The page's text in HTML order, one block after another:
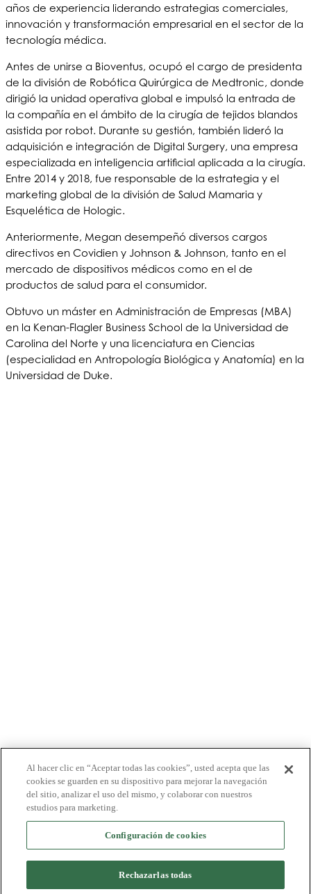
años de experiencia liderando estrategias comerciales,
innovación y transformación empresarial en el sector de la
tecnología médica.
Antes de unirse a Bioventus, ocupó el cargo de presidenta
de la división de Robótica Quirúrgica de Medtronic, donde
dirigió la unidad operativa global e impulsó la entrada de
la compañía en el ámbito de la cirugía de tejidos blandos
asistida por robot. Durante su gestión, también lideró la
adquisición e integración de Digital Surgery, una empresa
especializada en inteligencia artificial aplicada a la cirugía.
Entre 2014 y 2018, fue responsable de la estrategia y el
marketing global de la división de Salud Mamaria y
Esquelética de Hologic.
Anteriormente, Megan desempeñó diversos cargos
directivos en Covidien y Johnson & Johnson, tanto en el
mercado de dispositivos médicos como en el de
productos de salud para el consumidor.
Obtuvo un máster en Administración de Empresas (MBA)
en la Kenan-Flagler Business School de la Universidad de
Carolina del Norte y una licenciatura en Ciencias
(especialidad en Antropología Biológica y Anatomía) en la
Universidad de Duke.
CONTACTO
BIONET
©2024 Bioventus. Todos los derechos reservados.
Política de privacidad|Términos de uso|Derechos de autor y exención de
Al hacer clic en “Aceptar todas las cookies”, usted acepta que las
cookies se guarden en su dispositivo para mejorar la navegación
del sitio, analizar el uso del mismo, y colaborar con nuestros
estudios para marketing.
Configuración de cookies
Rechazarlas todas